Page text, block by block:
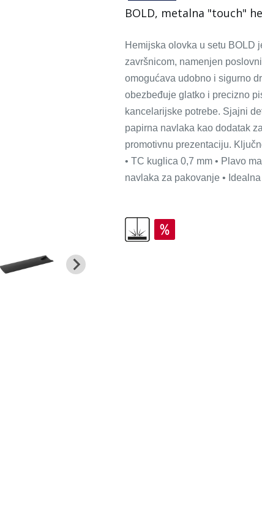
BOLD, metalna "touch"
Hemijska olovka u setu BOLD
završnicom, namenjen
omogućava udobno i sigurno
obezbeđuje glatko i precizno
kancelarijske potrebe. Sjajni
papirna navlaka kao dodatak
promotivnu prezentaciju.
• TC kuglica 0,7 mm • Plavo
navlaka za pakovanje •